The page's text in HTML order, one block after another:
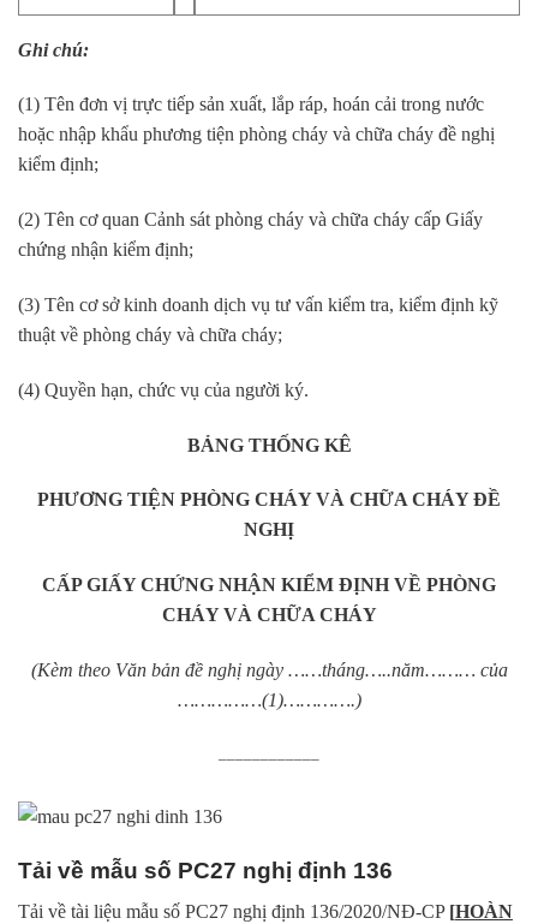
Ghi chú:
(1) Tên đơn vị trực tiếp sản xuất, lắp ráp, hoán cải trong nước
hoặc nhập khẩu phương tiện phòng cháy và chữa cháy đề nghị
kiểm định;
(2) Tên cơ quan Cảnh sát phòng cháy và chữa cháy cấp Giấy
chứng nhận kiểm định;
(3) Tên cơ sở kinh doanh dịch vụ tư vấn kiểm tra, kiểm định kỹ
thuật về phòng cháy và chữa cháy;
(4) Quyền hạn, chức vụ của người ký.
BẢNG THỐNG KÊ
PHƯƠNG TIỆN PHÒNG CHÁY VÀ CHỮA CHÁYĐỀ
NGHỊ
CẤP GIẤY CHỨNG NHẬN KIỂM ĐỊNH VỀ PHÒNG
CHÁY VÀ CHỮA CHÁY
(Kèm theo Văn bản đề nghị ngày ……tháng…..năm……… của
……………(1)………….)
Tải về mẫu số PC27 nghị định 136
Tải về tài liệu mẫu số PC27 nghị định 136/2020/NĐ-CP [HOÀN